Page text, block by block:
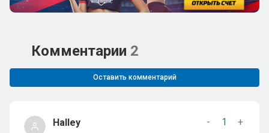
Комментарии 2
Оставить комментарий
Halley - 1
+